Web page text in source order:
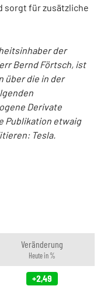
sorgt für zusätzliche
der
Bernd Förtsch, ist
über die in der
Derivate
Publikation etwaig
Tesla.
Veränderung
Heute in %
+2,49